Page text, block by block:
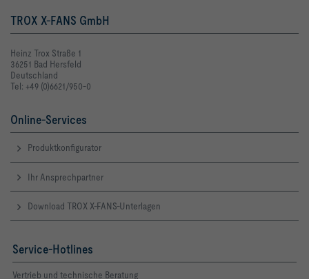
TROX X-FANS GmbH
Heinz Trox Straße 1
36251 Bad Hersfeld
Deutschland
Tel: +49 (0)6621/950-0
Online-Services
Produktkonfigurator
Ihr Ansprechpartner
Download TROX X-FANS-Unterlagen
Service-Hotlines
Vertrieb und technische Beratung